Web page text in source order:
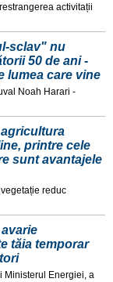
activitații
sclav" nu
50 de ani -
lumea care vine
Noah Harari -
printre cele
sunt avantajele
reduc
tăia temporar
Ministerul Energiei, a